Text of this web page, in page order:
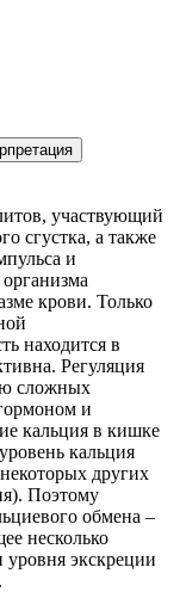
участвующий
сгустка, а также
и
крови. Только
находится в
Регуляция
сложных
и
кальция в кишке
кальция
других
Поэтому
обмена –
несколько
экскреции